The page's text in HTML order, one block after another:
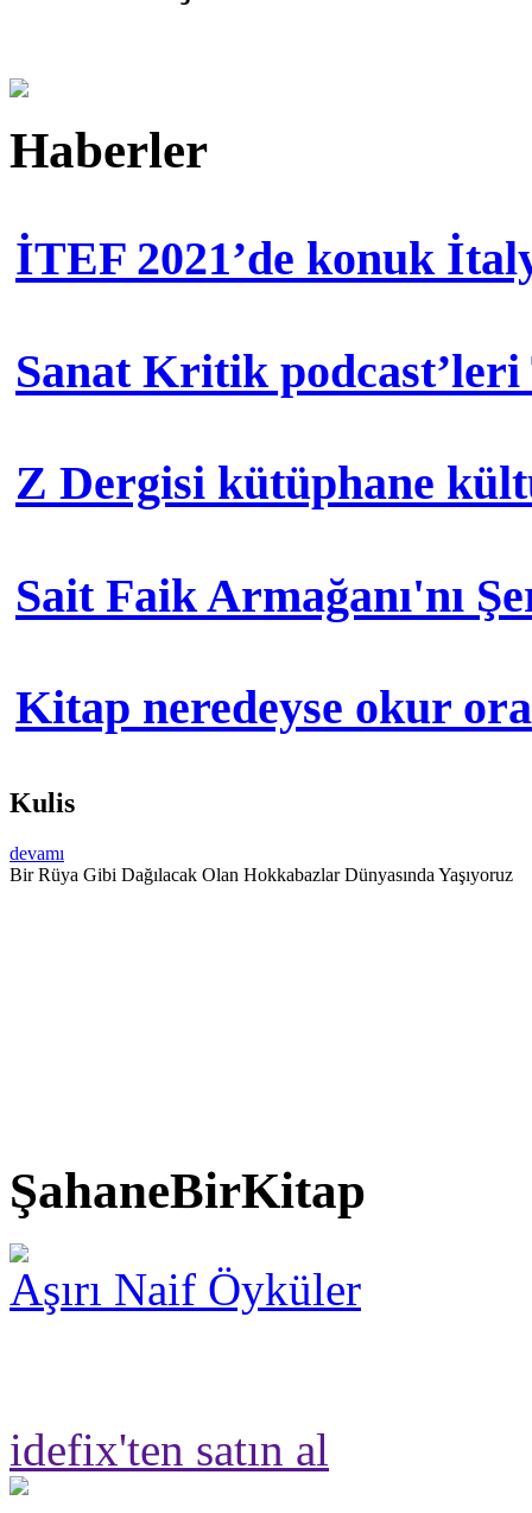
Haberler
İTEF 2021’de konuk
Sanat Kritik podcast’leri
Z Dergisi kütüphane
Sait Faik Armağanı'nı
Kitap neredeyse okur
Kulis
devamı
Bir Rüya Gibi Dağılacak Olan Hokkabazlar Dünyasında Yaşıyoruz
ŞahaneBirKitap
Aşırı Naif Öyküler
idefix'ten satın al